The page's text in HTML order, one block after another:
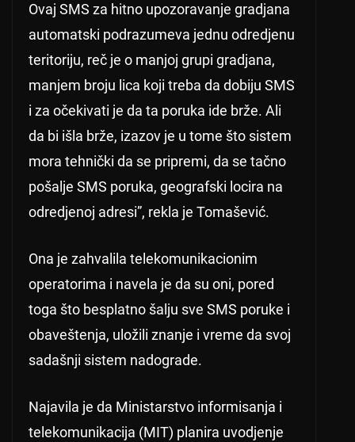
Ovaj SMS za hitno upozoravanje gradjana
automatski podrazumeva jednu odredjenu
teritoriju, reč je o manjoj grupi gradjana,
manjem broju lica koji treba da dobiju SMS
i za očekivati je da ta poruka ide brže. Ali
da bi išla brže, izazov je u tome što sistem
mora tehnički da se pripremi, da se tačno
pošalje SMS poruka, geografski locira na
odredjenoj adresi”, rekla je Tomašević.
Ona je zahvalila telekomunikacionim
operatorima i navela je da su oni, pored
toga što besplatno šalju sve SMS poruke i
obaveštenja, uložili znanje i vreme da svoj
sadašnji sistem nadograde.
Najavila je da Ministarstvo informisanja i
telekomunikacija (MIT) planira uvodjenje